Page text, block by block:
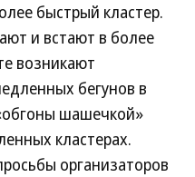
быстрый кластер.
и встают в более
возникают
бегунов в
шашечкой»
кластерах.
организаторов